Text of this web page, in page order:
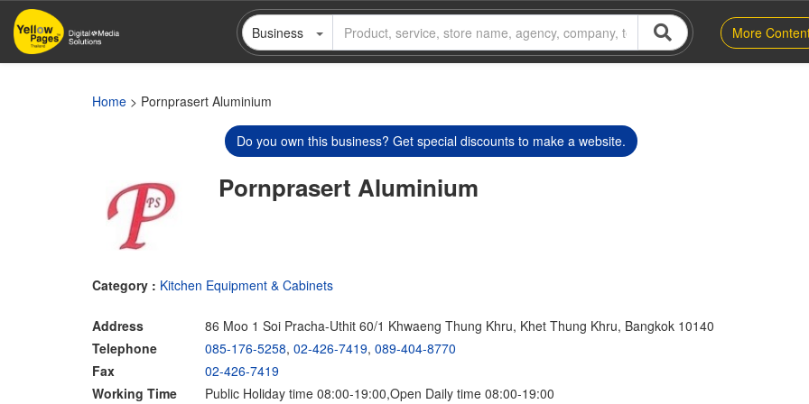
Skip
main
Business More
Home > Pornprasert Aluminium
Do you own this business? Get special discounts to make a website.
Pornprasert Aluminium
Category : Kitchen Equipment & Cabinets
Address
86 Moo 1 Soi Pracha-Uthit 60/1 Khwaeng Thung Khru, Khet Thung Khru, Bangkok 10140
Telephone
085-176-5258, 02-426-7419, 089-404-8770
Fax
02-426-7419
Working Time
Public Holiday time 08:00-19:00,Open Daily time 08:00-19:00